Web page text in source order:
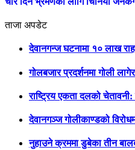
ताजा अपडेट
देवानगन्ज घटनामा १० लाख
गोलबजार प्रदर्शनमा गोली
राष्ट्रिय एकता दलको
देवानगञ्ज गोलीकाण्डको
नुहाउने क्रममा डुबेका तीन